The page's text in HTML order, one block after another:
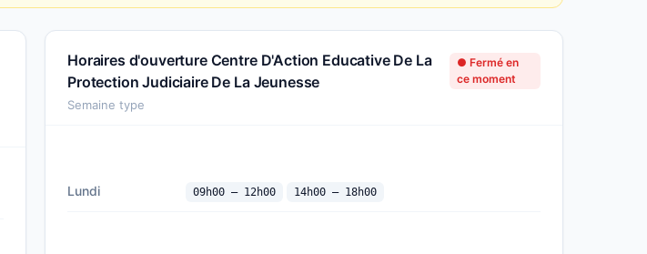
Horaires d'ouverture Centre D'Action Educative De La
Protection Judiciaire De La Jeunesse
● Fermé en
ce moment
Semaine type
Lundi 09h00 — 12h00 14h00 — 18h00